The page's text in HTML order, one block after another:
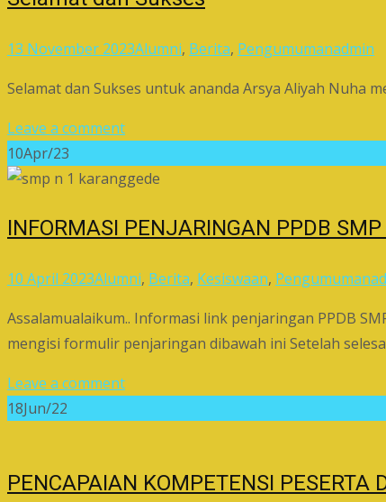
13 November 2023Alumni, Berita, Pengumumanadmin
Selamat dan Sukses untuk ananda Arsya Aliyah Nuha
Leave a comment
10Apr/23
INFORMASI PENJARINGAN PPDB
10 April 2023Alumni, Berita, Kesiswaan, Pengumuman
Assalamualaikum.. Informasi link penjaringan PPDB
mengisi formulir penjaringan dibawah ini Setelah
Leave a comment
18Jun/22
PENCAPAIAN KOMPETENSI